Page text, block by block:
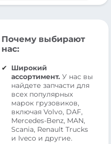
Почему выбирают
нас:
Широкий
ассортимент. У нас вы
найдете запчасти для
всех популярных
марок грузовиков,
включая Volvo, DAF,
Mercedes-Benz, MAN,
Scania, Renault Trucks
и Iveco и другие.